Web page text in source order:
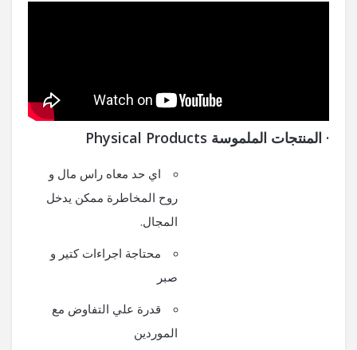
· المنتجات الملموسة Physical Products
اي حد معاه راس مال و
روح المخاطرة ممكن يدخل
المجال.
محتاجة اجراءات كتير و
صبر
قدرة علي التفاوض مع
الموردين